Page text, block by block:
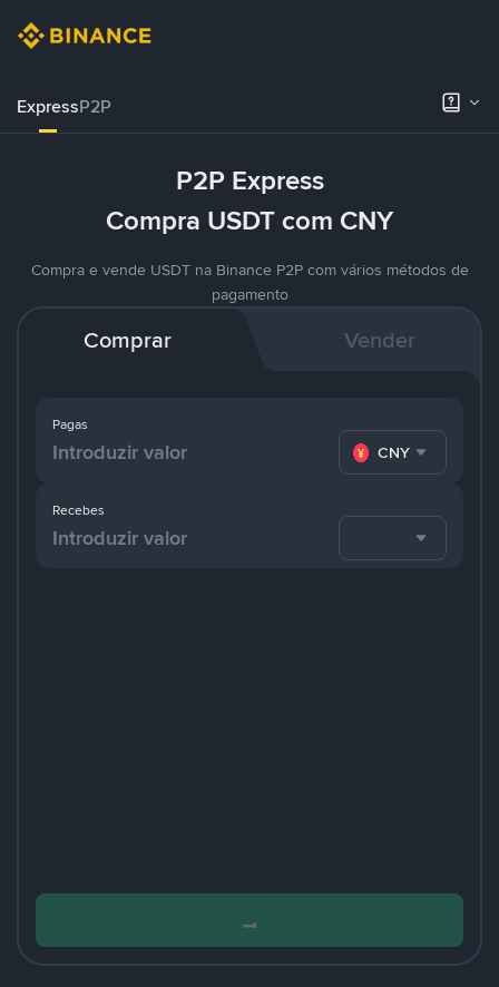
ExpressP2P
P2P Express
Compra USDT com CNY
Compra e vende USDT na Binance P2P com vários métodos de
pagamento
Comprar Vender
Pagas
CNY
Recebes